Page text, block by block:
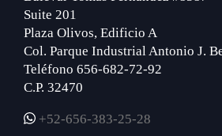
Suite 201
Plaza Olivos, Edificio A
Col. Parque Industrial Antonio J.
Teléfono 656-682-72-92
C.P. 32470
+52-656-383-25-28